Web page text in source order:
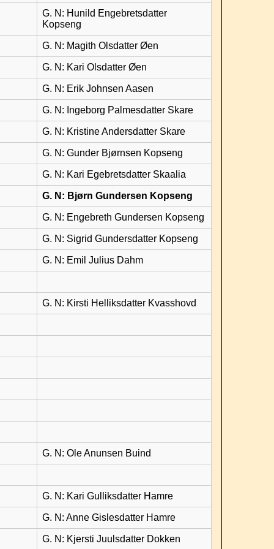
G. N: Hunild Engebretsdatter
Kopseng
G. N: Magith Olsdatter Øen
G. N: Kari Olsdatter Øen
G. N: Erik Johnsen Aasen
G. N: Ingeborg Palmesdatter Skare
G. N: Kristine Andersdatter Skare
G. N: Gunder Bjørnsen Kopseng
G. N: Kari Egebretsdatter Skaalia
G. N: Bjørn Gundersen Kopseng
G. N: Engebreth Gundersen Kopseng
G. N: Sigrid Gundersdatter Kopseng
G. N: Emil Julius Dahm
G. N: Kirsti Helliksdatter Kvasshovd
G. N: Ole Anunsen Buind
G. N: Kari Gulliksdatter Hamre
G. N: Anne Gislesdatter Hamre
G. N: Kjersti Juulsdatter Dokken